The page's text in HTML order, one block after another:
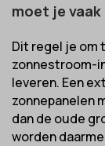
moet je
Dit regel je om
zonnestroom-
leveren. Een
zonnepanelen
dan de oude
worden